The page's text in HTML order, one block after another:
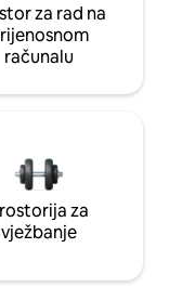
za rad na
računalu
za
vježbanje